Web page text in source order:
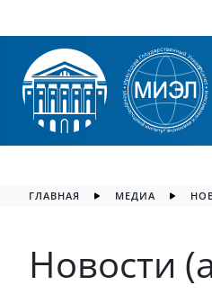
ГЛАВНАЯ МЕДИА
Новости